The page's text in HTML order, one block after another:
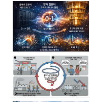
이슈의 단어 문장을 통해서